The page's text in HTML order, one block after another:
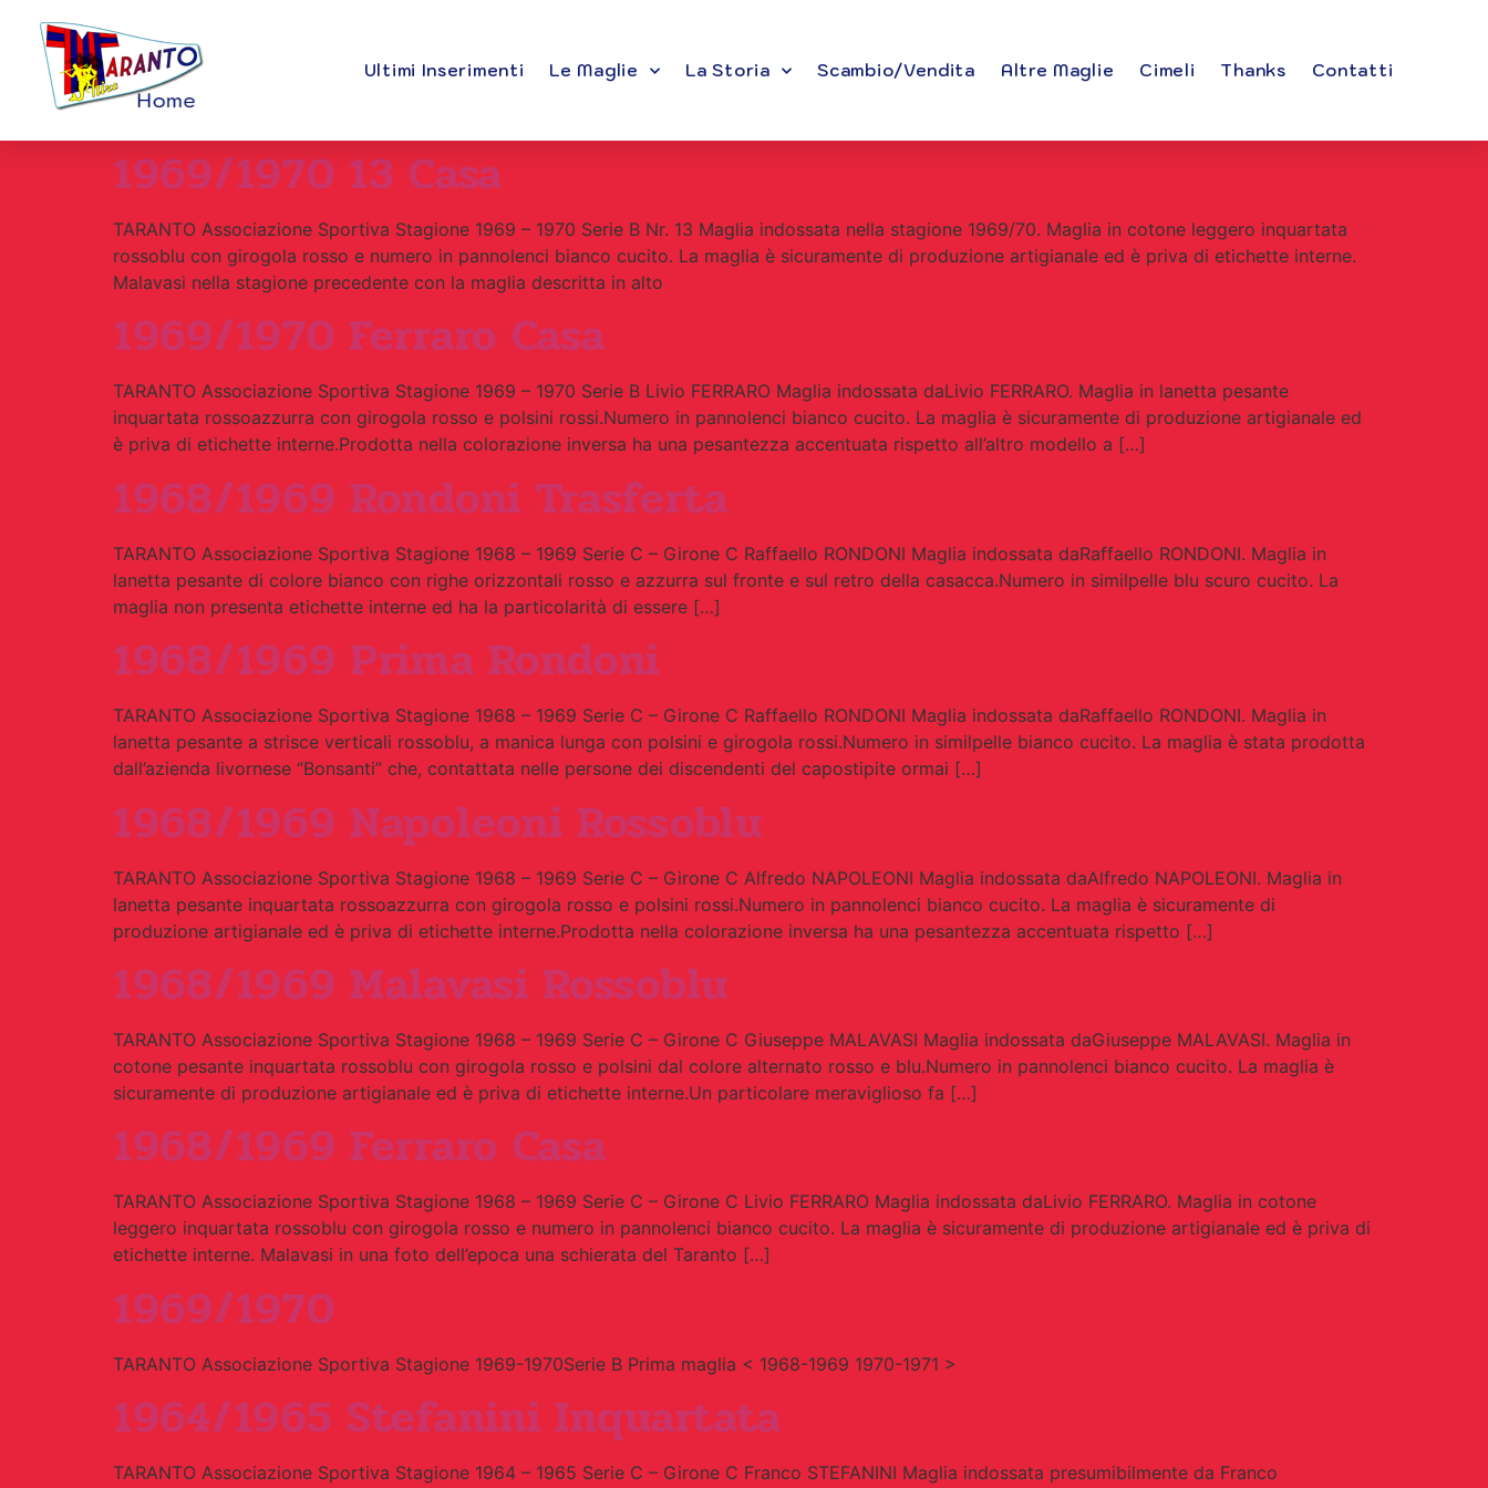
Ultimi Inserimenti Le Maglie La Storia Scambio/Vendita Altre Maglie Cimeli Thanks Contatti
1969/1970 13 Casa
TARANTO Associazione Sportiva Stagione 1969 – 1970 Serie B Nr. 13 Maglia indossata nella stagione 1969/70. Maglia in cotone leggero inquartata
rossoblu con girogola rosso e numero in pannolenci bianco cucito. La maglia è sicuramente di produzione artigianale ed è priva di etichette interne.
Malavasi nella stagione precedente con la maglia descritta in alto
1969/1970 Ferraro Casa
TARANTO Associazione Sportiva Stagione 1969 – 1970 Serie B Livio FERRARO Maglia indossata daLivio FERRARO. Maglia in lanetta pesante
inquartata rossoazzurra con girogola rosso e polsini rossi.Numero in pannolenci bianco cucito. La maglia è sicuramente di produzione artigianale ed
è priva di etichette interne.Prodotta nella colorazione inversa ha una pesantezza accentuata rispetto all’altro modello a […]
1968/1969 Rondoni Trasferta
TARANTO Associazione Sportiva Stagione 1968 – 1969 Serie C – Girone C Raffaello RONDONI Maglia indossata daRaffaello RONDONI. Maglia in
lanetta pesante di colore bianco con righe orizzontali rosso e azzurra sul fronte e sul retro della casacca.Numero in similpelle blu scuro cucito. La
maglia non presenta etichette interne ed ha la particolarità di essere […]
1968/1969 Prima Rondoni
TARANTO Associazione Sportiva Stagione 1968 – 1969 Serie C – Girone C Raffaello RONDONI Maglia indossata daRaffaello RONDONI. Maglia in
lanetta pesante a strisce verticali rossoblu, a manica lunga con polsini e girogola rossi.Numero in similpelle bianco cucito. La maglia è stata prodotta
dall’azienda livornese “Bonsanti” che, contattata nelle persone dei discendenti del capostipite ormai […]
1968/1969 Napoleoni Rossoblu
TARANTO Associazione Sportiva Stagione 1968 – 1969 Serie C – Girone C Alfredo NAPOLEONI Maglia indossata daAlfredo NAPOLEONI. Maglia in
lanetta pesante inquartata rossoazzurra con girogola rosso e polsini rossi.Numero in pannolenci bianco cucito. La maglia è sicuramente di
produzione artigianale ed è priva di etichette interne.Prodotta nella colorazione inversa ha una pesantezza accentuata rispetto […]
1968/1969 Malavasi Rossoblu
TARANTO Associazione Sportiva Stagione 1968 – 1969 Serie C – Girone C Giuseppe MALAVASI Maglia indossata daGiuseppe MALAVASI. Maglia in
cotone pesante inquartata rossoblu con girogola rosso e polsini dal colore alternato rosso e blu.Numero in pannolenci bianco cucito. La maglia è
sicuramente di produzione artigianale ed è priva di etichette interne.Un particolare meraviglioso fa […]
1968/1969 Ferraro Casa
TARANTO Associazione Sportiva Stagione 1968 – 1969 Serie C – Girone C Livio FERRARO Maglia indossata daLivio FERRARO. Maglia in cotone
leggero inquartata rossoblu con girogola rosso e numero in pannolenci bianco cucito. La maglia è sicuramente di produzione artigianale ed è priva di
etichette interne. Malavasi in una foto dell’epoca una schierata del Taranto […]
1969/1970
TARANTO Associazione Sportiva Stagione 1969-1970Serie B Prima maglia < 1968-1969 1970-1971 >
1964/1965 Stefanini Inquartata
TARANTO Associazione Sportiva Stagione 1964 – 1965 Serie C – Girone C Franco STEFANINI Maglia indossata presumibilmente da Franco